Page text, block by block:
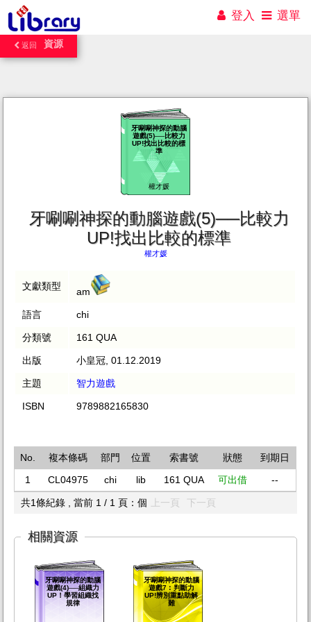
登入 選單
返回 資源
牙唰唰神探的動腦
遊戲(5)──比較力
UP!找出比較的標
準
權才媛
牙唰唰神探的動腦遊戲(5)──比較力
UP!找出比較的標準
權才媛
文獻類型 am
語言 chi
分類號 161 QUA
出版 小皇冠, 01.12.2019
主題 智力遊戲
ISBN 9789882165830
No. 複本條碼 部門 位置 索書號 狀態
到期日
1
CL04975 chi lib 161 QUA 可出借 --
共1條紀錄 , 當前 1 / 1 頁：個 上一頁 下一頁
相關資源
牙唰唰神探的動腦
遊戲(4)──組織力
UP！學習組織找
規律
牙唰唰神探的動腦
遊戲7︰判斷力
UP!辨別重點助解
難